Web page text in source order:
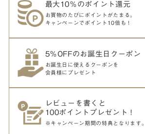
最大10％のポイント還元
お買物のたびにポイントがたまる。
キャンペーンでポイント10倍も！
5％OFFのお誕生日クーポン
お誕生日に使えるクーポンを
会員様にプレゼント
レビューを書くと
100ポイントプレゼント！
※キャンペーン期間の特典となります。